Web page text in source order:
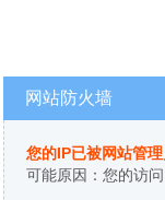
网站防火墙
您的IP已被网站管
可能原因：您的访